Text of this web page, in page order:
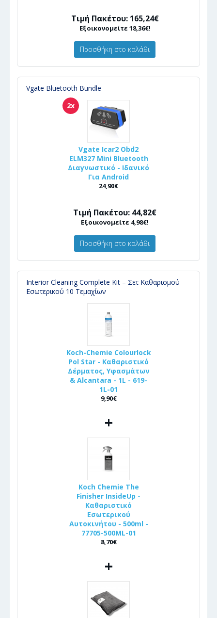
Τιμή Πακέτου: 165,24€
Εξοικονομείτε 18,36€!
Προσθήκη στο καλάθι
Vgate Bluetooth Bundle
2x
Vgate Icar2 Obd2
ELM327 Mini Bluetooth
Διαγνωστικό - Ιδανικό
Για Android
24,90€
Τιμή Πακέτου: 44,82€
Εξοικονομείτε 4,98€!
Προσθήκη στο καλάθι
Interior Cleaning Complete Kit – Σετ Καθαρισμού
Εσωτερικού 10 Τεμαχίων
Koch-Chemie Colourlock
Pol Star - Καθαριστικό
Δέρματος, Υφασμάτων
& Alcantara - 1L - 619-
1L-01
9,90€
+
Koch Chemie The
Finisher InsideUp -
Καθαριστικό
Εσωτερικού
Αυτοκινήτου - 500ml -
77705-500ML-01
8,70€
+